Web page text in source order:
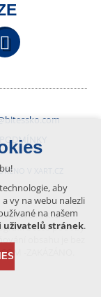
V XART.CZ
právem, které
z této podoby
-ZAKÁZÁNO.
aby
vy na webu nalezli
na našem
uživatelů stránek.